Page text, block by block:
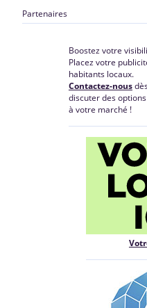
Partenaires
Boostez votre
Placez votre
habitants locaux.
Contactez-nous
discuter des
à votre marché !